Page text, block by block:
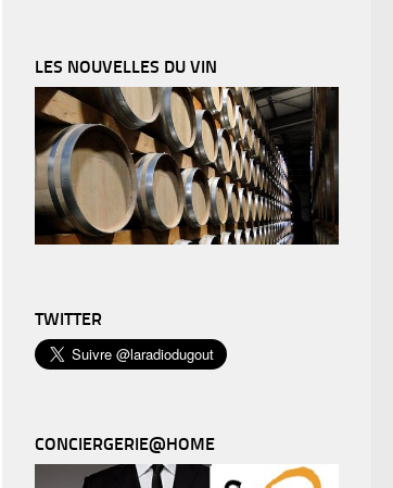
LES NOUVELLES DU VIN
TWITTER
CONCIERGERIE@HOME